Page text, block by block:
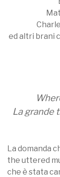
ed altri brani
La grande
La domanda
the uttered
che è stata